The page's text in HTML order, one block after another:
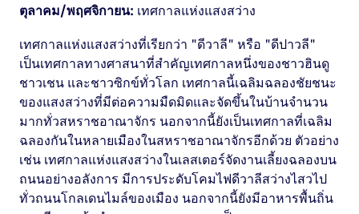
ตุลาคม/พฤศจิกายน: เทศกาลแห่งแสงสว่าง
เทศกาลแห่งแสงสว่างที่เรียกว่า "ดีวาลี" หรือ "ดีปาวลี"
เป็นเทศกาลทางศาสนาที่สำคัญเทศกาลหนึ่งของชาวฮินดู
ชาวเชน และชาวซิกข์ทั่วโลก เทศกาลนี้เฉลิมฉลองชัยชนะ
ของแสงสว่างที่มีต่อความมืดมิดและจัดขึ้นในบ้านจำนวน
มากทั่วสหราชอาณาจักร นอกจากนี้ยังเป็นเทศกาลที่เฉลิม
ฉลองกันในหลายเมืองในสหราชอาณาจักรอีกด้วย ตัวอย่าง
เช่น เทศกาลแห่งแสงสว่างในเลสเตอร์จัดงานเลี้ยงฉลองบน
ถนนอย่างอลังการ มีการประดับโคมไฟดีวาลีสว่างไสวไป
ทั่วถนนโกลเดนไมล์ของเมือง นอกจากนี้ยังมีอาหารพื้นถิ่น